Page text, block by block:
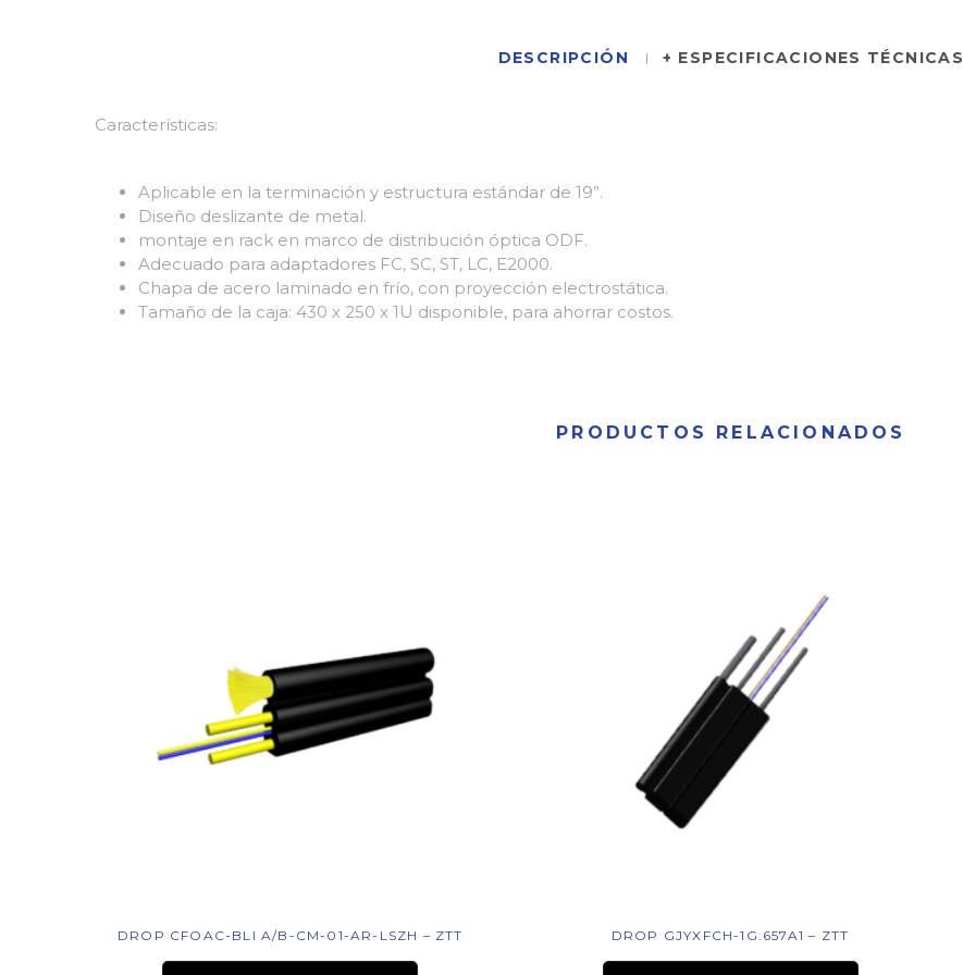
DESCRIPCIÓN + ESPECIFICACIONES TÉCNICAS
Características:
Aplicable en la terminación y estructura estándar de 19”.
Diseño deslizante de metal.
montaje en rack en marco de distribución óptica ODF.
Adecuado para adaptadores FC, SC, ST, LC, E2000.
Chapa de acero laminado en frío, con proyección electrostática.
Tamaño de la caja: 430 x 250 x 1U disponible, para ahorrar costos.
PRODUCTOS RELACIONADOS
DROP CFOAC-BLI A/B-CM-01-AR-LSZH – ZTT DROP GJYXFCH-1G.657A1 – ZTT